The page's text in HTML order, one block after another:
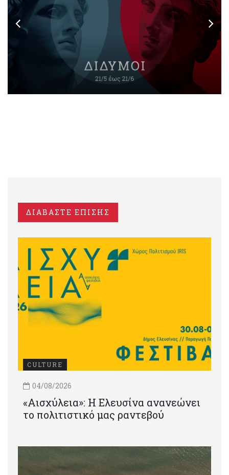
ΔΙΑΒΑΣΤΕ ΕΠΙΣΗΣ
CULTURE
04/08/2026
«Αισχύλεια»: Η Ελευσίνα ανανεώνει
το πολιτιστικό μας ραντεβού